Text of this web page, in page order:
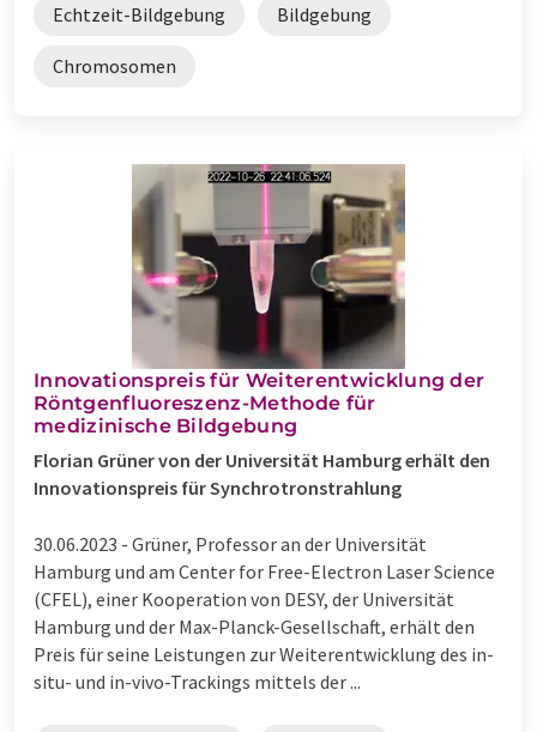
Echtzeit-Bildgebung Bildgebung
Chromosomen
Innovationspreis für Weiterentwicklung der
Röntgenfluoreszenz-Methode für
medizinische Bildgebung
Florian Grüner von der Universität Hamburg erhält den
Innovationspreis für Synchrotronstrahlung
30.06.2023 - Grüner, Professor an der Universität
Hamburg und am Center for Free-Electron Laser Science
(CFEL), einer Kooperation von DESY, der Universität
Hamburg und der Max-Planck-Gesellschaft, erhält den
Preis für seine Leistungen zur Weiterentwicklung des in-
situ- und in-vivo-Trackings mittels der ...